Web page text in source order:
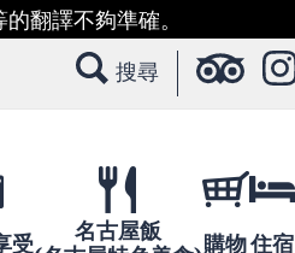
翻譯不夠準確。
搜尋
受
名古屋飯
購物住宿